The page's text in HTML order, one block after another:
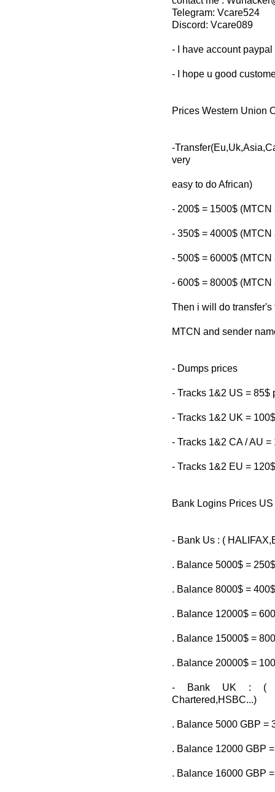
Telegram: Vcare524
Discord: Vcare089
- I have account
- I hope u good
Prices Western Union
-
very
easy to do African)
- 200$ = 1500$
- 350$ = 4000$
- 500$ = 6000$
- 600$ = 8000$
Then i will do transfer's
MTCN and sender
- Dumps prices
- Tracks 1&2 US = 85$
- Tracks 1&2 UK =
- Tracks 1&2 CA / AU =
- Tracks 1&2 EU =
Bank Logins Prices
- Bank Us : (
. Balance 5000$ = 250$
. Balance 8000$ = 400$
. Balance 12000$ =
. Balance 15000$ =
. Balance 20000$ =
- Bank UK : (
Chartered,HSBC...)
. Balance 5000 GBP =
. Balance 12000 GBP
. Balance 16000 GBP